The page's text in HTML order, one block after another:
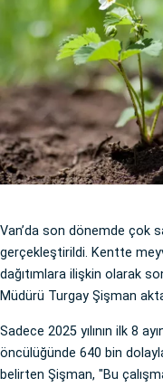
Van’da son dönemde çok
gerçekleştirildi. Kentte
dağıtımlara ilişkin olarak
Müdürü Turgay Şişman
Sadece 2025 yılının ilk 8
öncülüğünde 640 bin
belirten Şişman, "Bu